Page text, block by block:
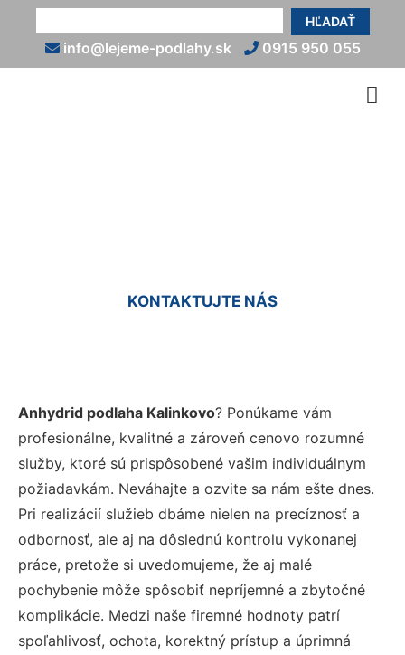
HĽADAŤ
info@lejeme-podlahy.sk 0915 950 055
KONTAKTUJTE NÁS
Anhydrid podlaha Kalinkovo? Ponúkame vám
profesionálne, kvalitné a zároveň cenovo rozumné
služby, ktoré sú prispôsobené vašim individuálnym
požiadavkám. Neváhajte a ozvite sa nám ešte dnes.
Pri realizácií služieb dbáme nielen na precíznosť a
odbornosť, ale aj na dôslednú kontrolu vykonanej
práce, pretože si uvedomujeme, že aj malé
pochybenie môže spôsobiť nepríjemné a zbytočné
komplikácie. Medzi naše firemné hodnoty patrí
spoľahlivosť, ochota, korektný prístup a úprimná